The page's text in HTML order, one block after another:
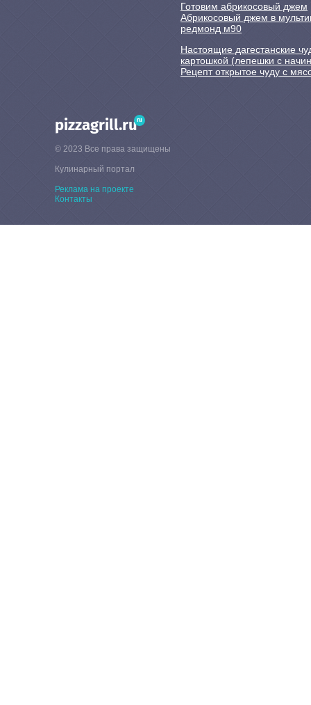
Готовим абрикосовый джем
Абрикосовый джем в
редмонд м90
Настоящие дагестанские
картошкой (лепешки с
Рецепт открытое чуду с
pizzagrill.ruru
© 2023 Все права защищены
Кулинарный портал
Реклама на проекте
Контакты